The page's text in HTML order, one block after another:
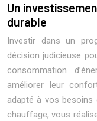
Un
durable
Investir dans un
décision judicieuse
consommation
améliorer leur
adapté à vos besoins
chauffage, vous